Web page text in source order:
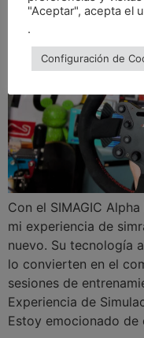
Con el SIMAGIC
mi experiencia de
nuevo. Su tecnología
lo convierten en el
sesiones de
Experiencia de
Estoy emocionado
"Aceptar", acepta el
.
Configuración de